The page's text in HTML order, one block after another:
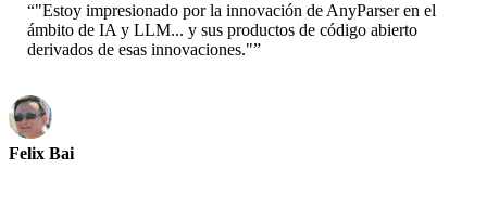
“"Estoy impresionado por la innovación de AnyParser en el
ámbito de IA y LLM... y sus productos de código abierto
derivados de esas innovaciones."”
Felix Bai